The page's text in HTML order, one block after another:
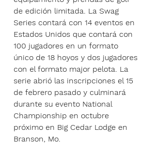
de edición limitada. La Swag
Series contará con 14 eventos en
Estados Unidos que contará con
100 jugadores en un formato
único de 18 hoyos y dos jugadores
con el formato major pelota. La
serie abrió las inscripciones el 15
de febrero pasado y culminará
durante su evento National
Championship en octubre
próximo en Big Cedar Lodge en
Branson, Mo.